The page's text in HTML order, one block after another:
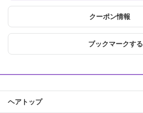
クーポン情報
ブックマークする
ヘアトップ